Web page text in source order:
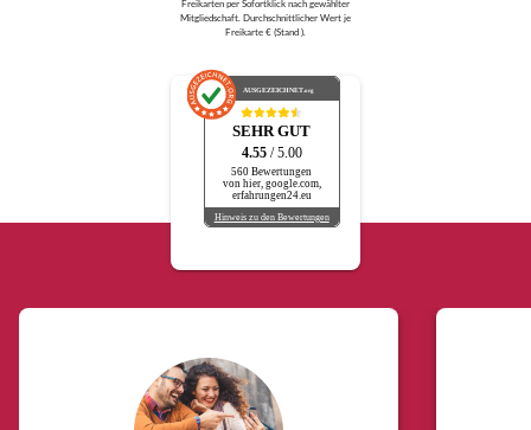
Freikarten per Sofortklick nach gewählter
Mitgliedschaft. Durchschnittlicher Wert je
Freikarte € (Stand ).
AUSGEZEICHNET.org
SEHR GUT
4.55 / 5.00
560 Bewertungen
von hier, google.com,
erfahrungen24.eu
Hinweis zu den Bewertungen